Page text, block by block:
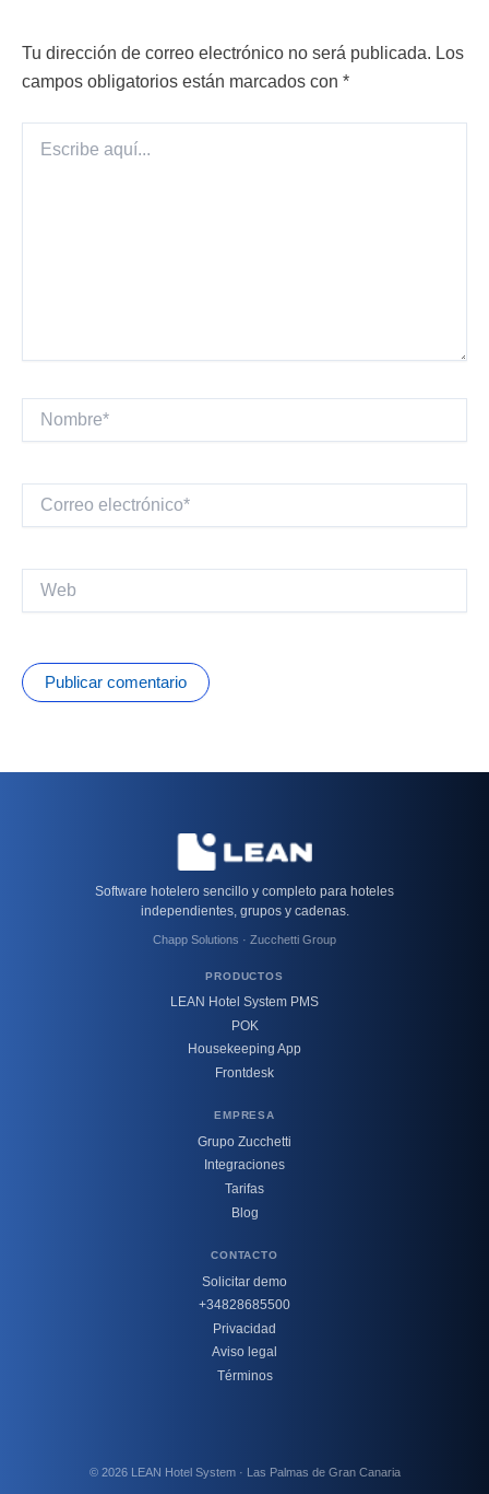
Tu dirección de correo electrónico no será publicada. Los
campos obligatorios están marcados con *
aquí...
electrónico*
Software hotelero sencillo y completo para hoteles
independientes, grupos y cadenas.
Chapp Solutions · Zucchetti Group
PRODUCTOS
LEAN Hotel System PMS
POK
Housekeeping App
Frontdesk
EMPRESA
Grupo Zucchetti
Integraciones
Tarifas
Blog
CONTACTO
Solicitar demo
+34828685500
Privacidad
Aviso legal
Términos
© 2026 LEAN Hotel System · Las Palmas de Gran Canaria